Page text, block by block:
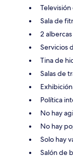
Televisión
Sala de
2
Servicios
Tina de
Salas de
Política
No hay
No hay
Solo hay
Salón de